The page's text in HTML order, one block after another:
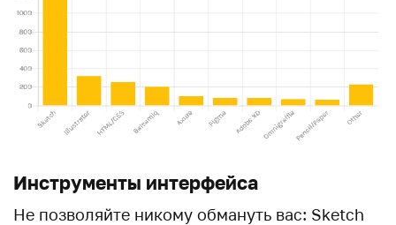
Инструменты интерфейса
Не позволяйте никому обмануть вас: Sketch